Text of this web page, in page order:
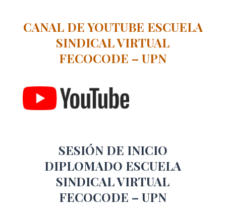
CANAL DE YOUTUBE ESCUELA
SINDICAL VIRTUAL
FECOCODE – UPN
SESIÓN DE INICIO
DIPLOMADO ESCUELA
SINDICAL VIRTUAL
FECOCODE – UPN